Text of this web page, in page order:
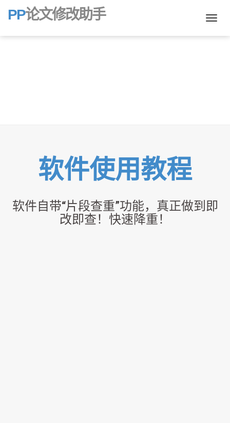
Toggle
PP论文修改助手
软件使用教程
软件自带“片段查重”功能，真正做到即
改即查！快速降重！